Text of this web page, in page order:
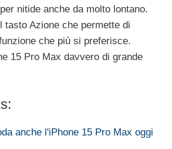
nitide anche da molto lontano.
tasto Azione che permette di
che più si preferisce.
15 Pro Max davvero di grande
anche l'iPhone 15 Pro Max oggi